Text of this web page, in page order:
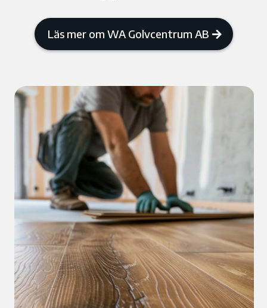
Läs mer om WA Golvcentrum AB